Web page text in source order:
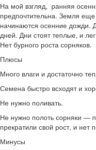
На мой взгляд, ранняя
предпочтительна. Земля еще
начинаются осенние дожди.
дней. Дни стоят теплые, и
Нет бурного роста сорняков.
Плюсы
Много влаги и достаточно
Семена быстро всходят и
Не нужно поливать.
Не нужно полоть сорняки —
прекратили свой рост, и нет
Минусы